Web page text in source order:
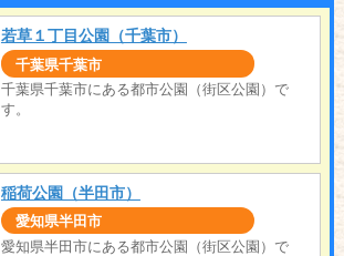
若草１丁目公園（千葉市）
千葉県千葉市
千葉県千葉市にある都市公園（街区公園）で
す。
稲荷公園（半田市）
愛知県半田市
愛知県半田市にある都市公園（街区公園）で